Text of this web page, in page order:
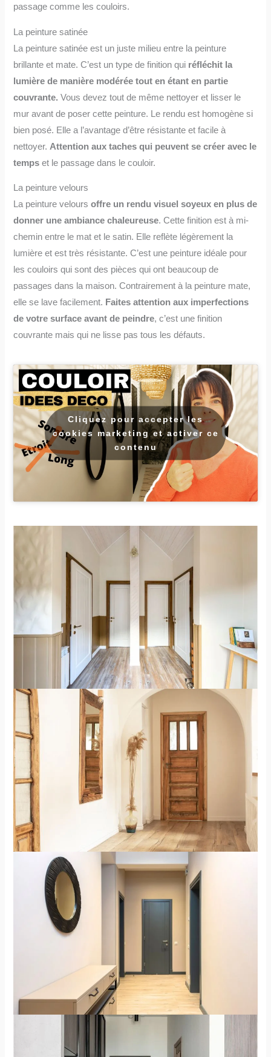
passage comme les couloirs.
La peinture satinée
La peinture satinée est un juste milieu entre la peinture
brillante et mate. C’est un type de finition qui réfléchit la
lumière de manière modérée tout en étant en partie
couvrante. Vous devez tout de même nettoyer et lisser le
mur avant de poser cette peinture. Le rendu est homogène si
bien posé. Elle a l’avantage d’être résistante et facile à
nettoyer. Attention aux taches qui peuvent se créer avec le
temps et le passage dans le couloir.
La peinture velours
La peinture veloursoffre un rendu visuel soyeux en plus de
donner une ambiance chaleureuse. Cette finition est à mi-
chemin entre le mat et le satin. Elle reflète légèrement la
lumière et est très résistante. C’est une peinture idéale pour
les couloirs qui sont des pièces qui ont beaucoup de
passages dans la maison. Contrairement à la peinture mate,
elle se lave facilement. Faites attention aux imperfections
de votre surface avant de peindre, c’est une finition
couvrante mais qui ne lisse pas tous les défauts.
Cliquez pour accepter les
cookies marketing et activer ce
contenu